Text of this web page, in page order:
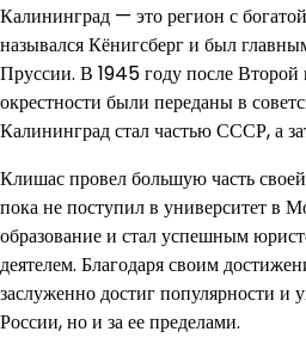
Калининград — это регион с
назывался Кёнигсберг и был
Пруссии. В 1945 году после
окрестности были переданы в
Калининград стал частью СССР, а
Клишас провел большую часть
пока не поступил в университет в
образование и стал успешным
деятелем. Благодаря своим
заслуженно достиг популярности и
России, но и за ее пределами.